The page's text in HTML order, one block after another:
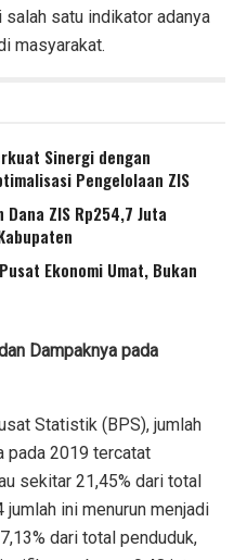
satu indikator adanya
masyarakat.
Sinergi dengan
Pengelolaan ZIS
Dana ZIS Rp254,7 Juta
Ekonomi Umat, Bukan
Dampaknya pada
Statistik (BPS), jumlah
pada 2019 tercatat
sekitar 21,45% dari total
jumlah ini menurun menjadi
dari total penduduk,